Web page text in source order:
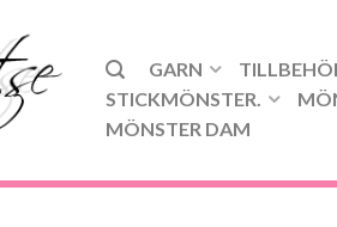
GARN
STICKMÖNSTER.
MÖNSTER DAM